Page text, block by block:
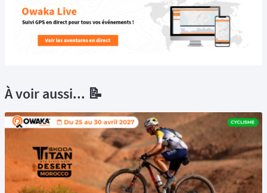
À voir aussi... 📝